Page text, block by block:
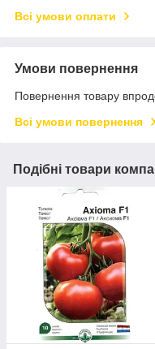
Всі умови оплати
Умови повернення
Повернення товару
Всі умови повернення
Подібні товари